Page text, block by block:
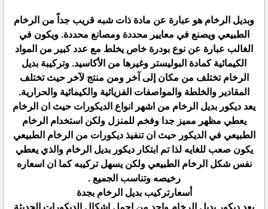
وبديل الرخام هو عبارة عن مادة ذات شبه قريب جداً من الرخام
الطبيعي ويصنع في معايير محددة ومصانع محددة. ويكون في
الغالب عبارة عن نوع بودرة خاص يخلط مع عدد كبير من المواد
الكيمائية كمادة البوليستر وغيرها من الأكاسيد. وتركيبة بديل
الرخام تختلف من مكان إلى آخر ومن منتج لآخر حيث تختلف
المقادير والخلطة والمواصفات الفزيائية والكيمائية والحرارية.
يعد ديكور بديل الرخام من اشهر انواع الديكورات حيث ان الرخام
يعطي مظهر مميز جدا وفخم للمنزل ولكن استخدام الرخام
الطبيعي في الديكور حيث ان تنفيذ ديكورات من الرخام الطبيعي
يكون صعب للغايه لذا تم ابتكار ديكور بديل الرخام والذي يعطي
نفس شكل الرخام الطبيعي ولكن يسهل تركيبه كما ان اسعاره
رخيصه وتناسب الجميع .
أسعارتركيب بديل الرخام بجدة